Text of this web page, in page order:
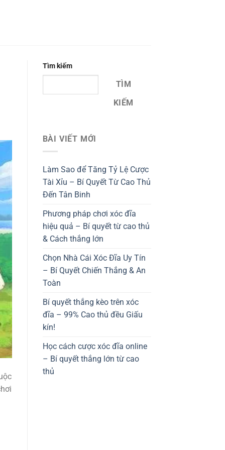
Tìm kiếm
TÌM
KIẾM
BÀI VIẾT MỚI
Làm Sao để Tăng Tỷ Lệ Cược
Tài Xỉu – Bí Quyết Từ Cao Thủ
Đến Tân Binh
Phương pháp chơi xóc đĩa
hiệu quả – Bí quyết từ cao thủ
& Cách thắng lớn
Chọn Nhà Cái Xóc Đĩa Uy Tín
– Bí Quyết Chiến Thắng & An
Toàn
Bí quyết thắng kèo trên xóc
đĩa – 99% Cao thủ đều Giấu
kín!
Học cách cược xóc đĩa online
– Bí quyết thắng lớn từ cao
thủ